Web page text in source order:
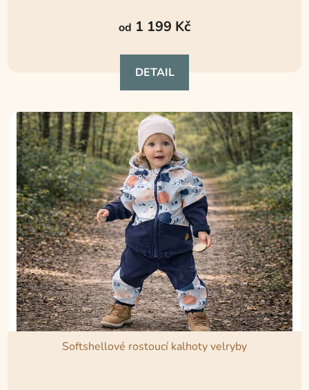
hodnocení
je
5,0
z
5
hvězdiček.
od 1 199 Kč
DETAIL
Softshellové rostoucí kalhoty velryby